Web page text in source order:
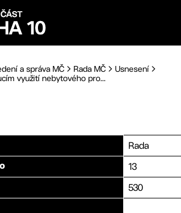
obsah
a správa MČ Rada MČ
Usnesení
využití nebytového pro...
Rada
13
530